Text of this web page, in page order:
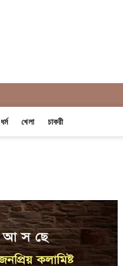
ধর্ম খেলা চাকরী